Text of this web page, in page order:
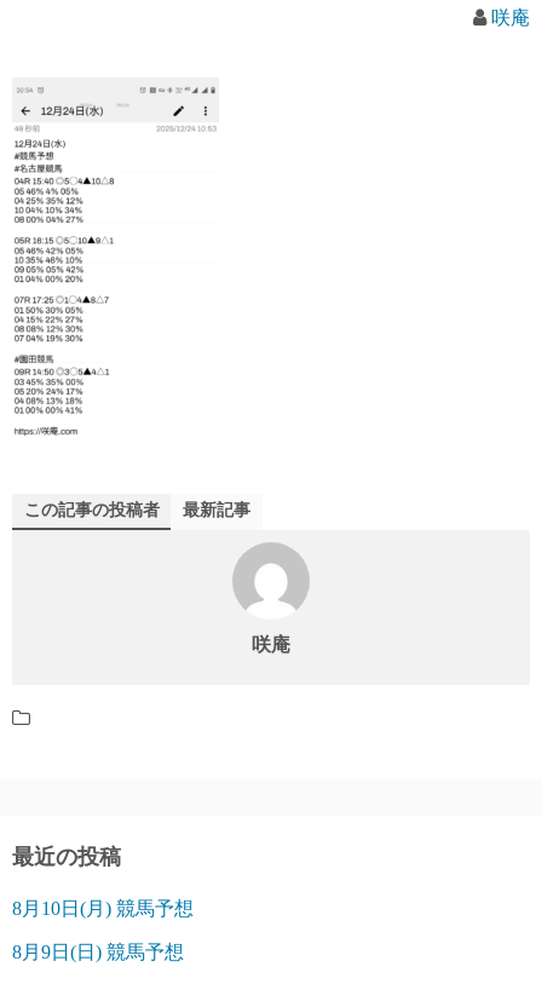
咲庵
この記事の投稿者 最新記事
咲庵
最近の投稿
8月10日(月) 競馬予想
8月9日(日) 競馬予想